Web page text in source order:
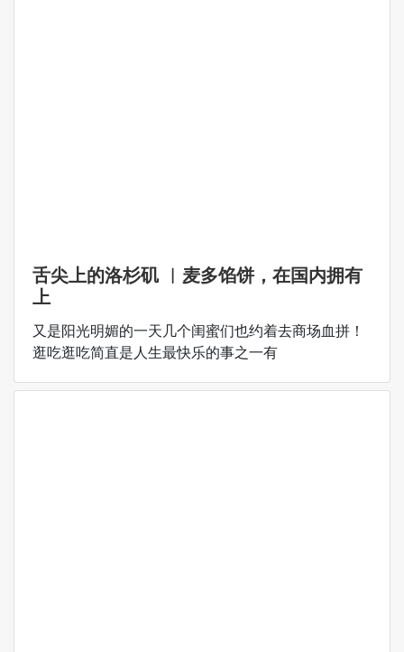
舌尖上的洛杉矶 ︳麦多馅饼，在国内拥有
上
又是阳光明媚的一天几个闺蜜们也约着去商场血拼！
逛吃逛吃简直是人生最快乐的事之一有